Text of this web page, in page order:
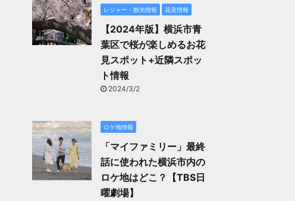
レジャー・観光情報 花見情報
【2024年版】横浜市青
葉区で桜が楽しめるお花
見スポット+近隣スポッ
ト情報
2024/3/2
ロケ地情報
「マイファミリー」最終
話に使われた横浜市内の
ロケ地はどこ？【TBS日
曜劇場】